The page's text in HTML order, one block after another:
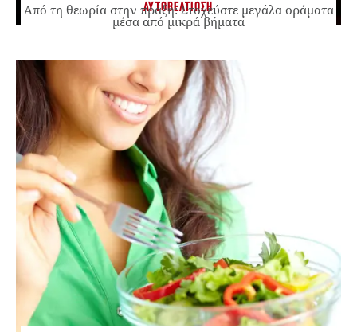
ΑΥΤΟΒΕΛΤΙΩΣΗ
Από τη θεωρία στην πράξη: Στοχεύστε μεγάλα οράματα
μέσα από μικρά βήματα